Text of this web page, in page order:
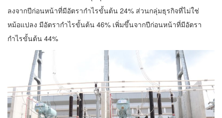
ลงจากปีก่อนหน้าที่มีอัตรากำไรขั้นต้น 24% ส่วนกลุ่มธุรกิจที่ไม่ใช่
หม้อแปลง มีอัตรากำไรขั้นต้น 46% เพิ่มขึ้นจากปีก่อนหน้าที่มีอัตรา
กำไรขั้นต้น 44%